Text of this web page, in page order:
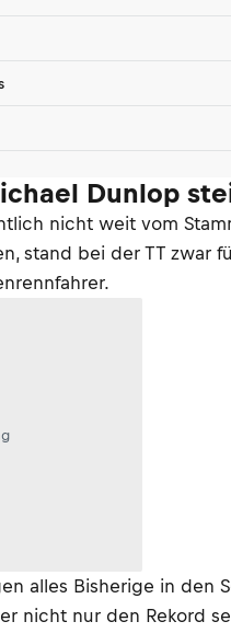
Dunlop
nicht weit vom
stand bei der TT zwar
alles Bisherige in den
nicht nur den Rekord